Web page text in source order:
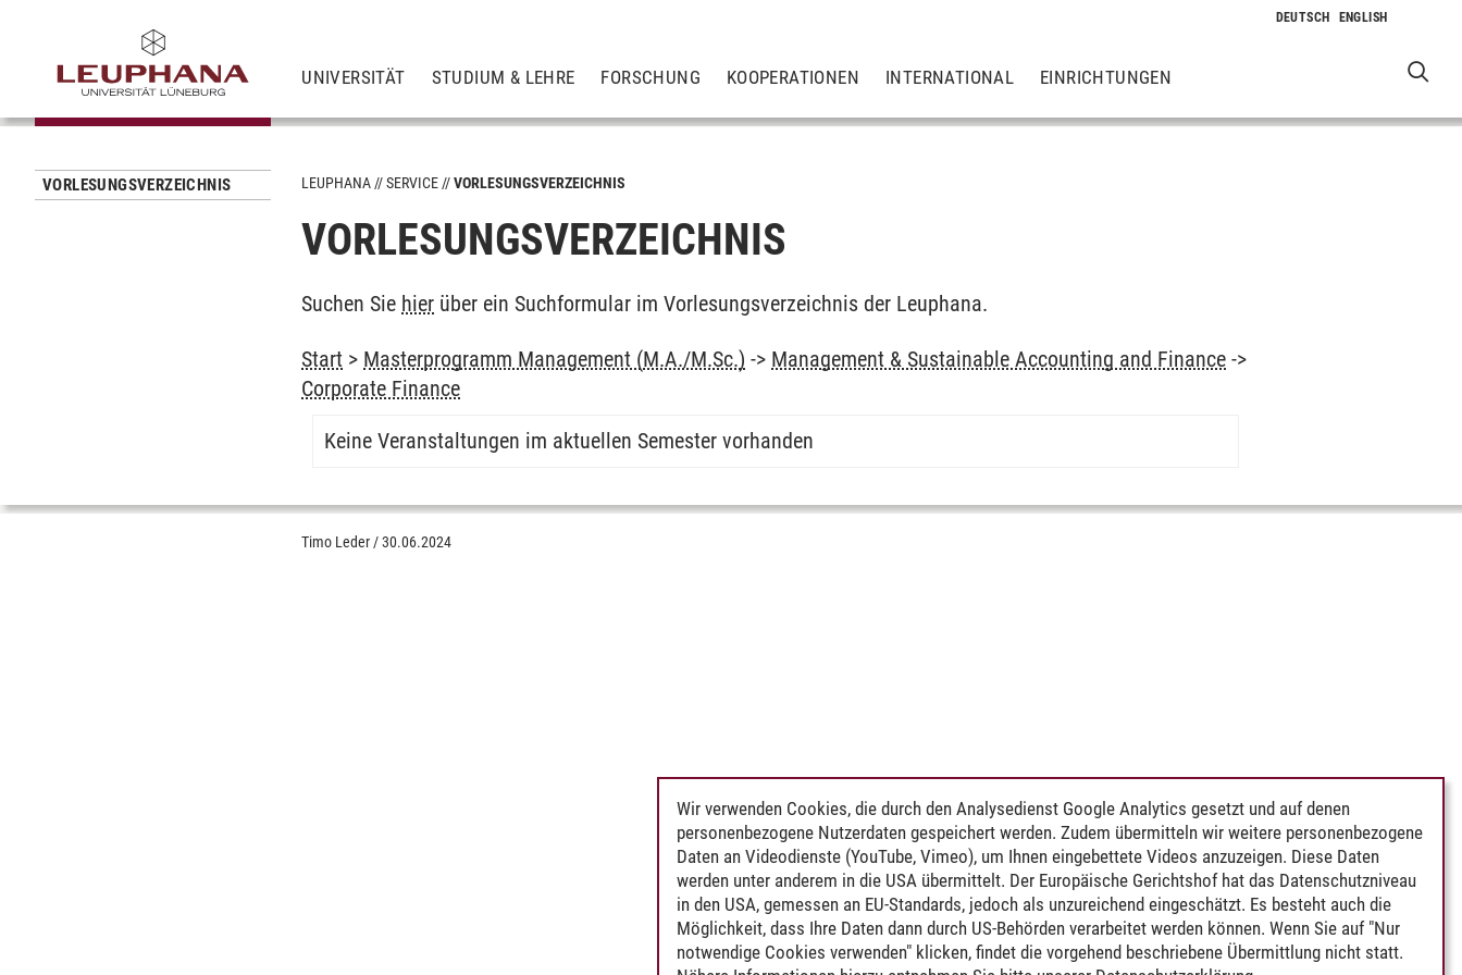
UNIVERSITÄT STUDIUM & LEHRE FORSCHUNG KOOPERATIONEN INTERNATIONAL EINRICHTUNGEN
VORLESUNGSVERZEICHNIS LEUPHANA SERVICE VORLESUNGSVERZEICHNIS
VORLESUNGSVERZEICHNIS
Suchen Sie hier über ein Suchformular im Vorlesungsverzeichnis der Leuphana.
Start > Masterprogramm Management (M.A./M.Sc.) -> Management & Sustainable Accounting and Finance ->
Corporate Finance
Keine Veranstaltungen im aktuellen Semester vorhanden
Timo Leder /30.06.2024
Wir verwenden Cookies, die durch den Analysedienst Google Analytics gesetzt und auf denen
personenbezogene Nutzerdaten gespeichert werden. Zudem übermitteln wir weitere personenbezogene
Daten an Videodienste (YouTube, Vimeo), um Ihnen eingebettete Videos anzuzeigen. Diese Daten
werden unter anderem in die USA übermittelt. Der Europäische Gerichtshof hat das Datenschutzniveau
in den USA, gemessen an EU-Standards, jedoch als unzureichend eingeschätzt. Es besteht auch die
Möglichkeit, dass Ihre Daten dann durch US-Behörden verarbeitet werden können. Wenn Sie auf "Nur
notwendige Cookies verwenden" klicken, findet die vorgehend beschriebene Übermittlung nicht statt.